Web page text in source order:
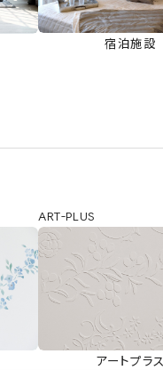
宿泊施設
ART-PLUS
アートプラス